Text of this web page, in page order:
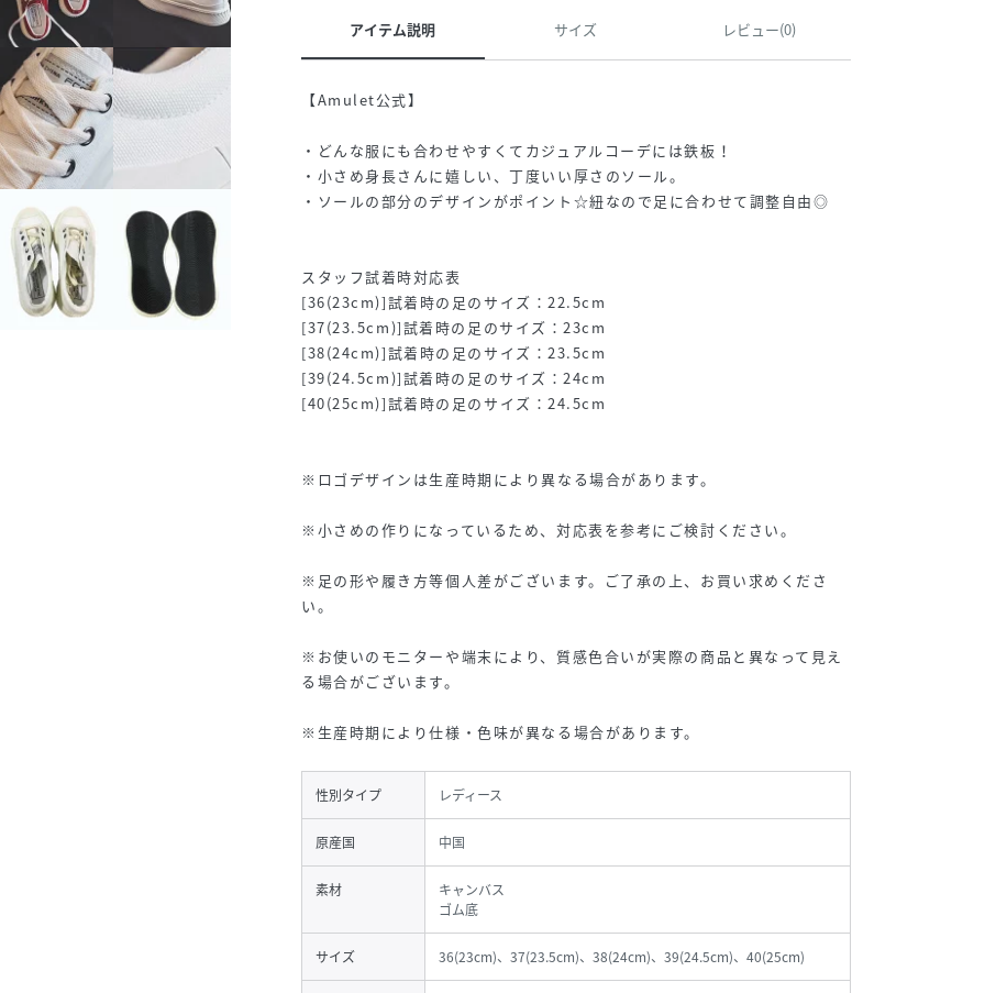
アイテム説明 サイズ レビュー(0)
【Amulet公式】
・どんな服にも合わせやすくてカジュアルコーデには鉄板！
・小さめ身長さんに嬉しい、丁度いい厚さのソール。
・ソールの部分のデザインがポイント☆紐なので足に合わせて調整自由◎
スタッフ試着時対応表
[36(23cm)]試着時の足のサイズ：22.5cm
[37(23.5cm)]試着時の足のサイズ：23cm
[38(24cm)]試着時の足のサイズ：23.5cm
[39(24.5cm)]試着時の足のサイズ：24cm
[40(25cm)]試着時の足のサイズ：24.5cm
※ロゴデザインは生産時期により異なる場合があります。
※小さめの作りになっているため、対応表を参考にご検討ください。
※足の形や履き方等個人差がございます。ご了承の上、お買い求めくださ
い。
※お使いのモニターや端末により、質感色合いが実際の商品と異なって見え
る場合がございます。
※生産時期により仕様・色味が異なる場合があります。
性別タイプ レディース
原産国 中国
素材
キャンバス
ゴム底
サイズ 36(23cm)、37(23.5cm)、38(24cm)、39(24.5cm)、40(25cm)